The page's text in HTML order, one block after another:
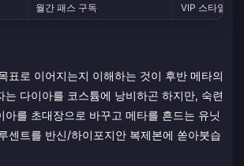
월간 패스 구독 VIP 스타일 성
표로 이어지는지 이해하는 것이 후반 메타의
는 다이아를 코스튬에 낭비하곤 하지만, 숙련
아를 초대장으로 바꾸고 메타를 흔드는 유닛
센트를 반신/하이포지안 복제본에 쏟아붓습